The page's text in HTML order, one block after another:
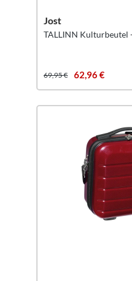
Jost
TALLINN Kulturbeutel
69,95 € 62,96 €